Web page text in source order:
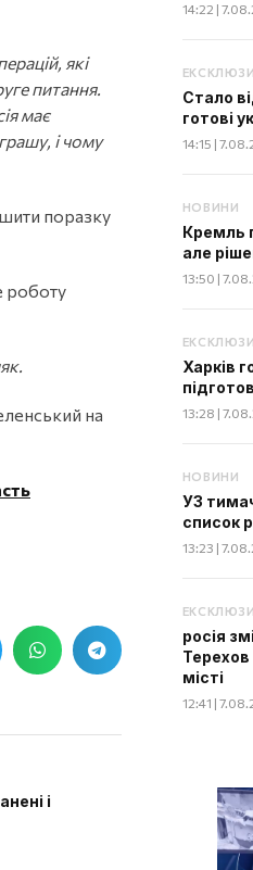
які
питання.
має
і чому
поразку
роботу
на
і
14:22 |
Стало
готові
14:15 |
НОВИНИ
Кремль
але
13:50 |
Харків
13:28 |
НОВИНИ
УЗ
список
13:23 |
росія
місті
12:41 |